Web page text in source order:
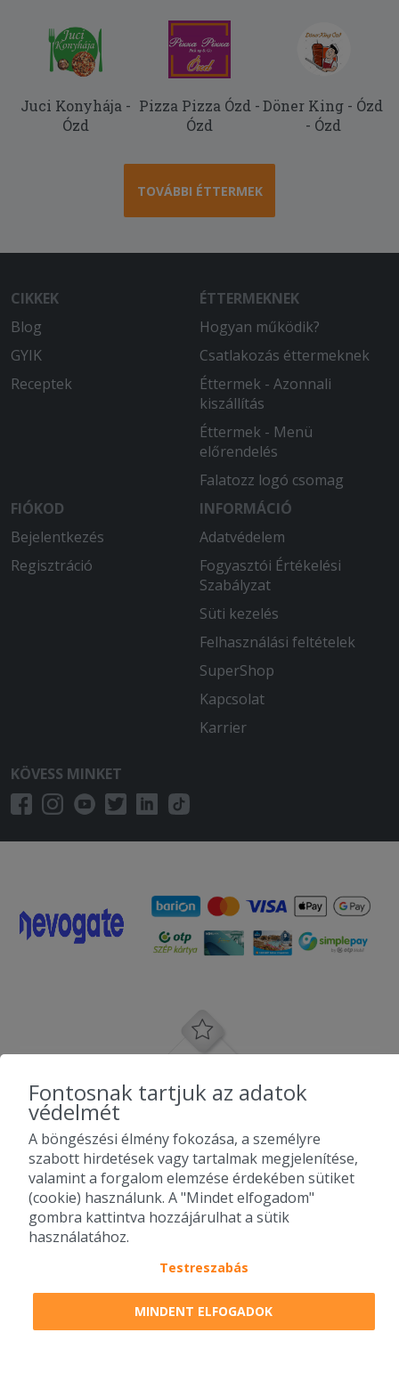
Juci Konyhája -
Ózd
Pizza Pizza Ózd -
Ózd
Döner King - Ózd
- Ózd
TOVÁBBI ÉTTERMEK
CIKKEK
Blog
GYIK
Receptek
ÉTTERMEKNEK
Hogyan működik?
Csatlakozás éttermeknek
Éttermek - Azonnali
kiszállítás
Éttermek - Menü
előrendelés
Falatozz logó csomag
FIÓKOD
Bejelentkezés
Regisztráció
INFORMÁCIÓ
Adatvédelem
Fogyasztói Értékelési
Szabályzat
Süti kezelés
Felhasználási feltételek
SuperShop
Kapcsolat
Karrier
KÖVESS MINKET
2010-2026 Copyright - Falatozz.hu - Diston-line Kft.
Fontosnak tartjuk az adatok
védelmét
A böngészési élmény fokozása, a személyre
szabott hirdetések vagy tartalmak megjelenítése,
valamint a forgalom elemzése érdekében sütiket
(cookie) használunk. A "Mindet elfogadom"
gombra kattintva hozzájárulhat a sütik
használatához.
Testreszabás
MINDENT ELFOGADOK